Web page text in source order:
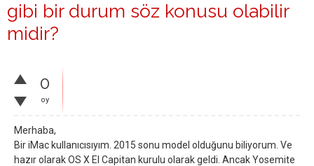
gibi bir durum söz konusu olabilir
midir?
0
oy
Merhaba,
Bir iMac kullanıcısıyım. 2015 sonu model olduğunu biliyorum. Ve
hazır olarak OS X El Capitan kurulu olarak geldi. Ancak Yosemite